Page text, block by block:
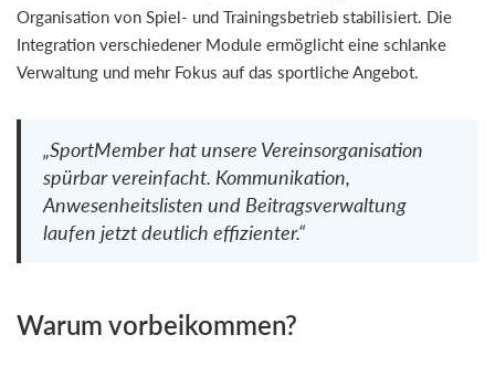
Organisation von Spiel- und Trainingsbetrieb stabilisiert. Die
Integration verschiedener Module ermöglicht eine schlanke
Verwaltung und mehr Fokus auf das sportliche Angebot.
„SportMember hat unsere Vereinsorganisation
spürbar vereinfacht. Kommunikation,
Anwesenheitslisten und Beitragsverwaltung
laufen jetzt deutlich effizienter.“
Warum vorbeikommen?